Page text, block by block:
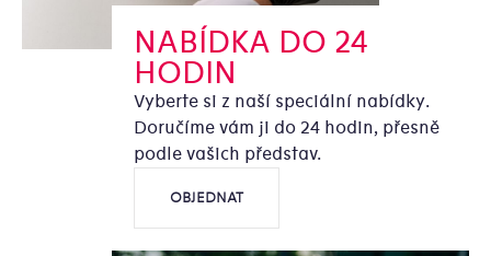
NABÍDKA DO 24
HODIN
Vyberte si z naší speciální nabídky.
Doručíme vám ji do 24 hodin, přesně
podle vašich představ.
OBJEDNAT